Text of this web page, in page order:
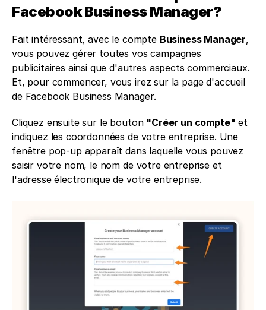
Facebook Business Manager?
Fait intéressant, avec le compte Business Manager,
vous pouvez gérer toutes vos campagnes
publicitaires ainsi que d'autres aspects commerciaux.
Et, pour commencer, vous irez sur la page d'accueil
de Facebook Business Manager.
Cliquez ensuite sur le bouton "Créer un compte" et
indiquez les coordonnées de votre entreprise. Une
fenêtre pop-up apparaît dans laquelle vous pouvez
saisir votre nom, le nom de votre entreprise et
l'adresse électronique de votre entreprise.